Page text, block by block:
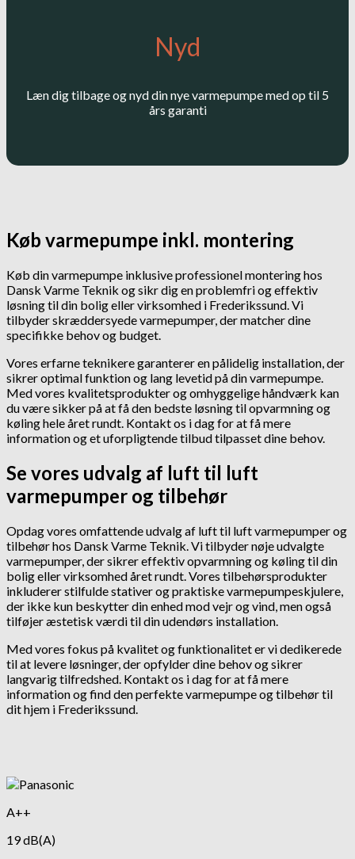
Nyd
Læn dig tilbage og nyd din nye varmepumpe med op til 5
års garanti
Køb varmepumpe inkl. montering
Køb din varmepumpe inklusive professionel montering hos
Dansk Varme Teknik og sikr dig en problemfri og effektiv
løsning til din bolig eller virksomhed i Frederikssund. Vi
tilbyder skræddersyede varmepumper, der matcher dine
specifikke behov og budget.
Vores erfarne teknikere garanterer en pålidelig installation, der
sikrer optimal funktion og lang levetid på din varmepumpe.
Med vores kvalitetsprodukter og omhyggelige håndværk kan
du være sikker på at få den bedste løsning til opvarmning og
køling hele året rundt. Kontakt os i dag for at få mere
information og et uforpligtende tilbud tilpasset dine behov.
Se vores udvalg af luft til luft
varmepumper og tilbehør
Opdag vores omfattende udvalg af luft til luft varmepumper og
tilbehør hos Dansk Varme Teknik. Vi tilbyder nøje udvalgte
varmepumper, der sikrer effektiv opvarmning og køling til din
bolig eller virksomhed året rundt. Vores tilbehørsprodukter
inkluderer stilfulde stativer og praktiske varmepumpeskjulere,
der ikke kun beskytter din enhed mod vejr og vind, men også
tilføjer æstetisk værdi til din udendørs installation.
Med vores fokus på kvalitet og funktionalitet er vi dedikerede
til at levere løsninger, der opfylder dine behov og sikrer
langvarig tilfredshed. Kontakt os i dag for at få mere
information og find den perfekte varmepumpe og tilbehør til
dit hjem i Frederikssund.
A++
19 dB(A)